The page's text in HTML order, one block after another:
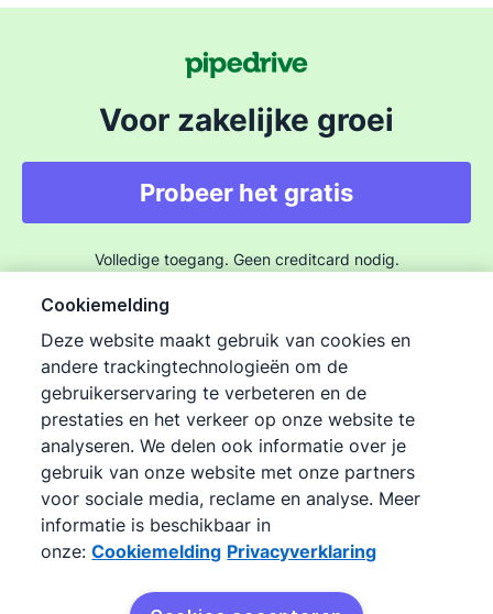
Voor zakelijke groei
Probeer het gratis
Volledige toegang. Geen creditcard nodig.
©2026Pipedrive
Pipedrive
Gebruiksvoorwaarden
Pipedrive
Privacyverklaring
Sitemap
Cookiemelding
Cookievoorkeuren
Cookiemelding
Deze website maakt gebruik van cookies en
andere trackingtechnologieën om de
gebruikerservaring te verbeteren en de
prestaties en het verkeer op onze website te
analyseren. We delen ook informatie over je
gebruik van onze website met onze partners
voor sociale media, reclame en analyse. Meer
informatie is beschikbaar in
onze: Cookiemelding Privacyverklaring